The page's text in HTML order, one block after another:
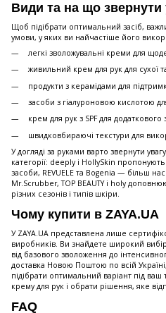
Види та на що звернути
Щоб підібрати оптимальний засіб,
умови, у яких ви найчастіше його
легкі зволожувальні креми для
живильний крем для рук для сухої
продукти з керамідами для
засоби з гіалуроновою кислотою
крем для рук з SPF для додаткового
швидковбираючі текстури для
У догляді за руками варто звернути
категорії: deeply і HollySkin пропонують
засоби, REVUELE та Bogenia — більш
Mr.Scrubber, TOP BEAUTY і holy
різних сезонів і типів шкіри.
Чому купити в ZAYA.UA
У ZAYA.UA представлена лише
виробників. Ви знайдете широкий
від базового зволоження до
доставка Новою Поштою по всій
підібрати оптимальний варіант під ваш
крему для рук і обрати рішення, яке
FAQ